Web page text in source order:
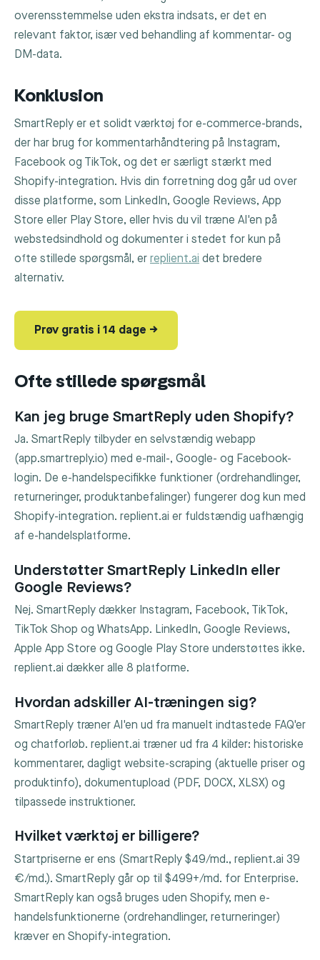
overensstemmelse uden ekstra indsats, er det en
relevant faktor, især ved behandling af kommentar- og
DM-data.
Konklusion
SmartReply er et solidt værktøj for e-commerce-brands,
der har brug for kommentarhåndtering på Instagram,
Facebook og TikTok, og det er særligt stærkt med
Shopify-integration. Hvis din forretning dog går ud over
disse platforme, som LinkedIn, Google Reviews, App
Store eller Play Store, eller hvis du vil træne AI'en på
webstedsindhold og dokumenter i stedet for kun på
ofte stillede spørgsmål, er replient.ai det bredere
alternativ.
Prøv gratis i 14 dage →
Ofte stillede spørgsmål
Kan jeg bruge SmartReply uden Shopify?
Ja. SmartReply tilbyder en selvstændig webapp
(app.smartreply.io) med e-mail-, Google- og Facebook-
login. De e-handelspecifikke funktioner (ordrehandlinger,
returneringer, produktanbefalinger) fungerer dog kun med
Shopify-integration. replient.ai er fuldstændig uafhængig
af e-handelsplatforme.
Understøtter SmartReply LinkedIn eller
Google Reviews?
Nej. SmartReply dækker Instagram, Facebook, TikTok,
TikTok Shop og WhatsApp. LinkedIn, Google Reviews,
Apple App Store og Google Play Store understøttes ikke.
replient.ai dækker alle 8 platforme.
Hvordan adskiller AI-træningen sig?
SmartReply træner AI'en ud fra manuelt indtastede FAQ'er
og chatforløb. replient.ai træner ud fra 4 kilder: historiske
kommentarer, dagligt website-scraping (aktuelle priser og
produktinfo), dokumentupload (PDF, DOCX, XLSX) og
tilpassede instruktioner.
Hvilket værktøj er billigere?
Startpriserne er ens (SmartReply $49/md., replient.ai 39
€/md.). SmartReply går op til $499+/md. for Enterprise.
SmartReply kan også bruges uden Shopify, men e-
handelsfunktionerne (ordrehandlinger, returneringer)
kræver en Shopify-integration.